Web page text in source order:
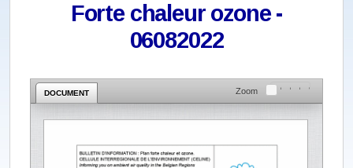
Forte chaleur ozone -
06082022
DOCUMENT Zoom